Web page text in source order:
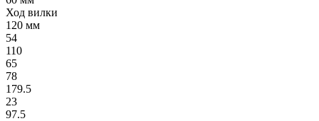
Ход вилки
120 мм
54
110
65
78
179.5
23
97.5